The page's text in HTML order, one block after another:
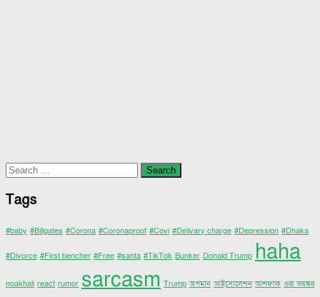
Search
Tags
#baby #Billgates #Corona #Coronaproof #Covi #Delivary charge #Depression #Dhaka
#Divorce #First bencher #Free #santa #TikTok Bunker Donald Trump haha
noakhali react rumor sarcasm Trump অপমান আইসোলেশন আশফাক ওরা ভয়ঙ্কর